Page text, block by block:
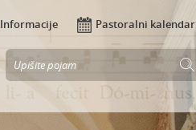
Informacije Pastoralni kalendar